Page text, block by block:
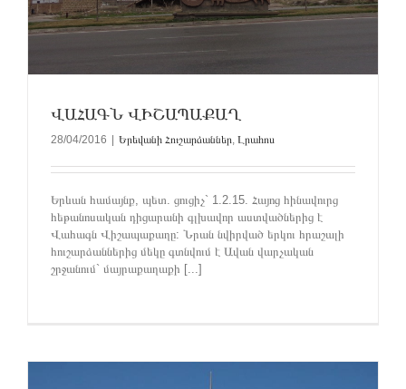
ՎԱՀԱԳՆ ՎԻՇԱՊԱՔԱՂ
28/04/2016 Երեվանի Հուշարձաններ, Լրահոս
Երևան համայնք, պետ. ցուցիչ` 1.2.15. Հայոց հինավուրց
հեթանոսական դիցարանի գլխավոր աստվածներից է
Վահագն Վիշապաքաղը: Նրան նվիրված երկու հրաշալի
հուշարձաններից մեկը գտնվում է Ավան վարչական
շրջանում` մայրաքաղաքի [...]